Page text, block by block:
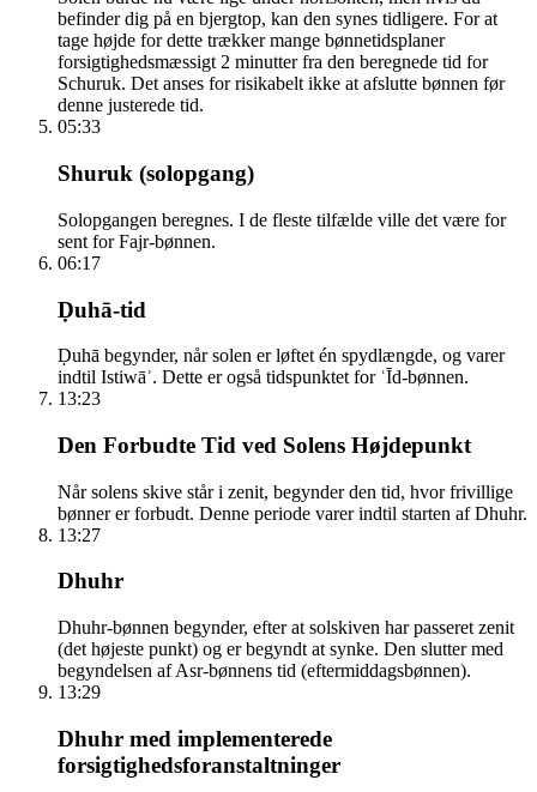
befinder dig på en bjergtop, kan den synes tidligere. For at
tage højde for dette trækker mange bønnetidsplaner
forsigtighedsmæssigt 2 minutter fra den beregnede tid for
Schuruk. Det anses for risikabelt ikke at afslutte bønnen før
denne justerede tid.
05:33
Shuruk (solopgang)
Solopgangen beregnes. I de fleste tilfælde ville det være for
sent for Fajr-bønnen.
06:17
Ḍuhā-tid
Ḍuhā begynder, når solen er løftet én spydlængde, og varer
indtil Istiwāʾ. Dette er også tidspunktet for ʿĪd-bønnen.
13:23
Den Forbudte Tid ved Solens Højdepunkt
Når solens skive står i zenit, begynder den tid, hvor frivillige
bønner er forbudt. Denne periode varer indtil starten af Dhuhr.
13:27
Dhuhr
Dhuhr-bønnen begynder, efter at solskiven har passeret zenit
(det højeste punkt) og er begyndt at synke. Den slutter med
begyndelsen af Asr-bønnens tid (eftermiddagsbønnen).
13:29
Dhuhr med implementerede
forsigtighedsforanstaltninger